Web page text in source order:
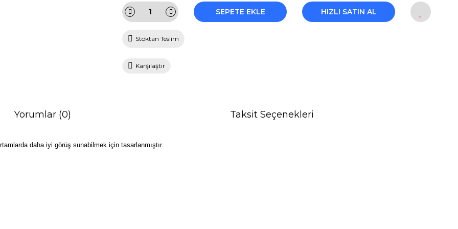
SEPETE EKLE HIZLI SATIN AL
Stoktan Teslim
Karşılaştır
Yorumlar (0) Taksit Seçenekleri
daha iyi görüş sunabilmek için tasarlanmıştır.